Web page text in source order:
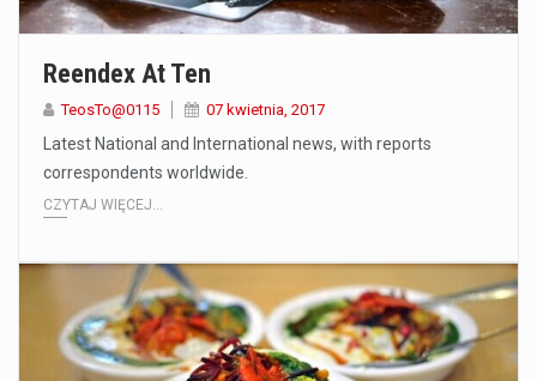
Reendex At Ten
TeosTo@0115 07 kwietnia, 2017
Latest National and International news, with reports
correspondents worldwide.
CZYTAJ WIĘCEJ...